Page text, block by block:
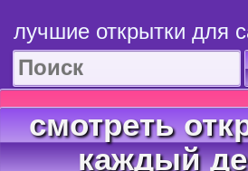
лучшие открытки для
смотреть
каждый